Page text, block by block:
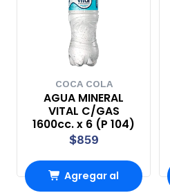
COCA COLA
AGUA MINERAL
VITAL C/GAS
1600cc. x 6 (P 104)
$859
Agregar al